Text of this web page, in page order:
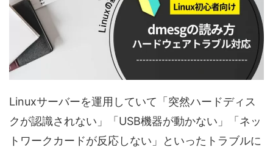
Linuxサーバーを運用していて「突然ハードディス
クが認識されない」「USB機器が動かない」「ネッ
トワークカードが反応しない」といったトラブルに